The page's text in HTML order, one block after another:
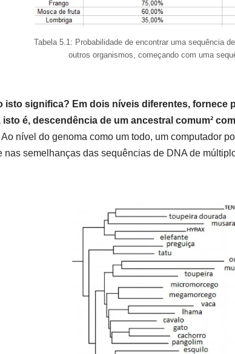
Tabela 5.1: Probabilidade de encontrar uma sequência
outros organismos, começando com uma
isto significa? Em dois níveis diferentes, fornece
isto é, descendência de um ancestral comum²
Ao nível do genoma como um todo, um computador
nas semelhanças das sequências de DNA de